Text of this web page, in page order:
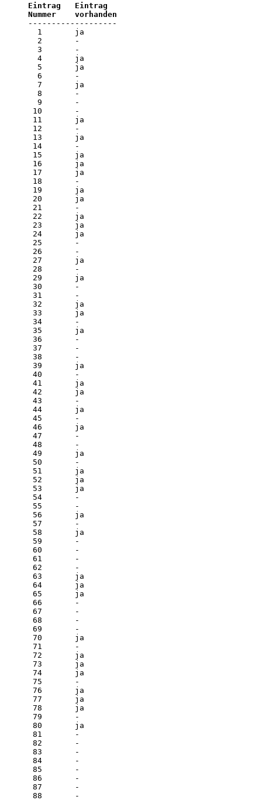
Eintrag   Eintrag
Nummer    vorhanden
-------------------
  1       ja
  2       -
  3       -
  4       ja
  5       ja
  6       -
  7       ja
  8       -
  9       -
10       -
11       ja
12       -
13       ja
14       -
15       ja
16       ja
17       ja
18       -
19       ja
20       ja
21       -
22       ja
23       ja
24       ja
25       -
26       -
27       ja
28       -
29       ja
30       -
31       -
32       ja
33       ja
34       -
35       ja
36       -
37       -
38       -
39       ja
40       -
41       ja
42       ja
43       -
44       ja
45       -
46       ja
47       -
48       -
49       ja
50       -
51       ja
52       ja
53       ja
54       -
55       -
56       ja
57       -
58       ja
59       -
60       -
61       -
62       -
63       ja
64       ja
65       ja
66       -
67       -
68       -
69       -
70       ja
71       -
72       ja
73       ja
74       ja
75       -
76       ja
77       ja
78       ja
79       -
80       ja
81       -
82       -
83       -
84       -
85       -
86       -
87       -
88       -